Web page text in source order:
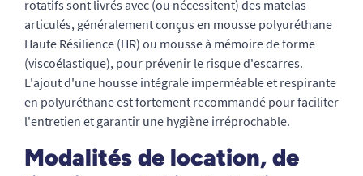
rotatifs sont livrés avec (ou nécessitent) des matelas
articulés, généralement conçus en mousse polyuréthane
Haute Résilience (HR) ou mousse à mémoire de forme
(viscoélastique), pour prévenir le risque d'escarres.
L'ajout d'une housse intégrale imperméable et respirante
en polyuréthane est fortement recommandé pour faciliter
l'entretien et garantir une hygiène irréprochable.
Modalités de location, de